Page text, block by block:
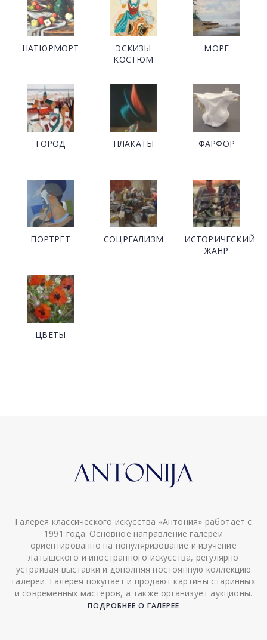
НАТЮРМОРТ
ЭСКИЗЫ
КОСТЮМ
МОРЕ
ГОРОД ПЛАКАТЫ ФАРФОР
ПОРТРЕТ СОЦРЕАЛИЗМ
ИСТОРИЧЕСКИЙ
ЖАНР
ЦВЕТЫ
Галерея классического искусства «Антония» работает с
1991 года. Основное направление галереи
ориентированно на популяризование и изучение
латышского и иностранного искусства, регулярно
устраивая выставки и дополняя постоянную коллекцию
галереи. Галерея покупает и продают картины старинных
и современных мастеров, а также организует аукционы.
ПОДРОБНЕЕ О ГАЛЕРЕЕ